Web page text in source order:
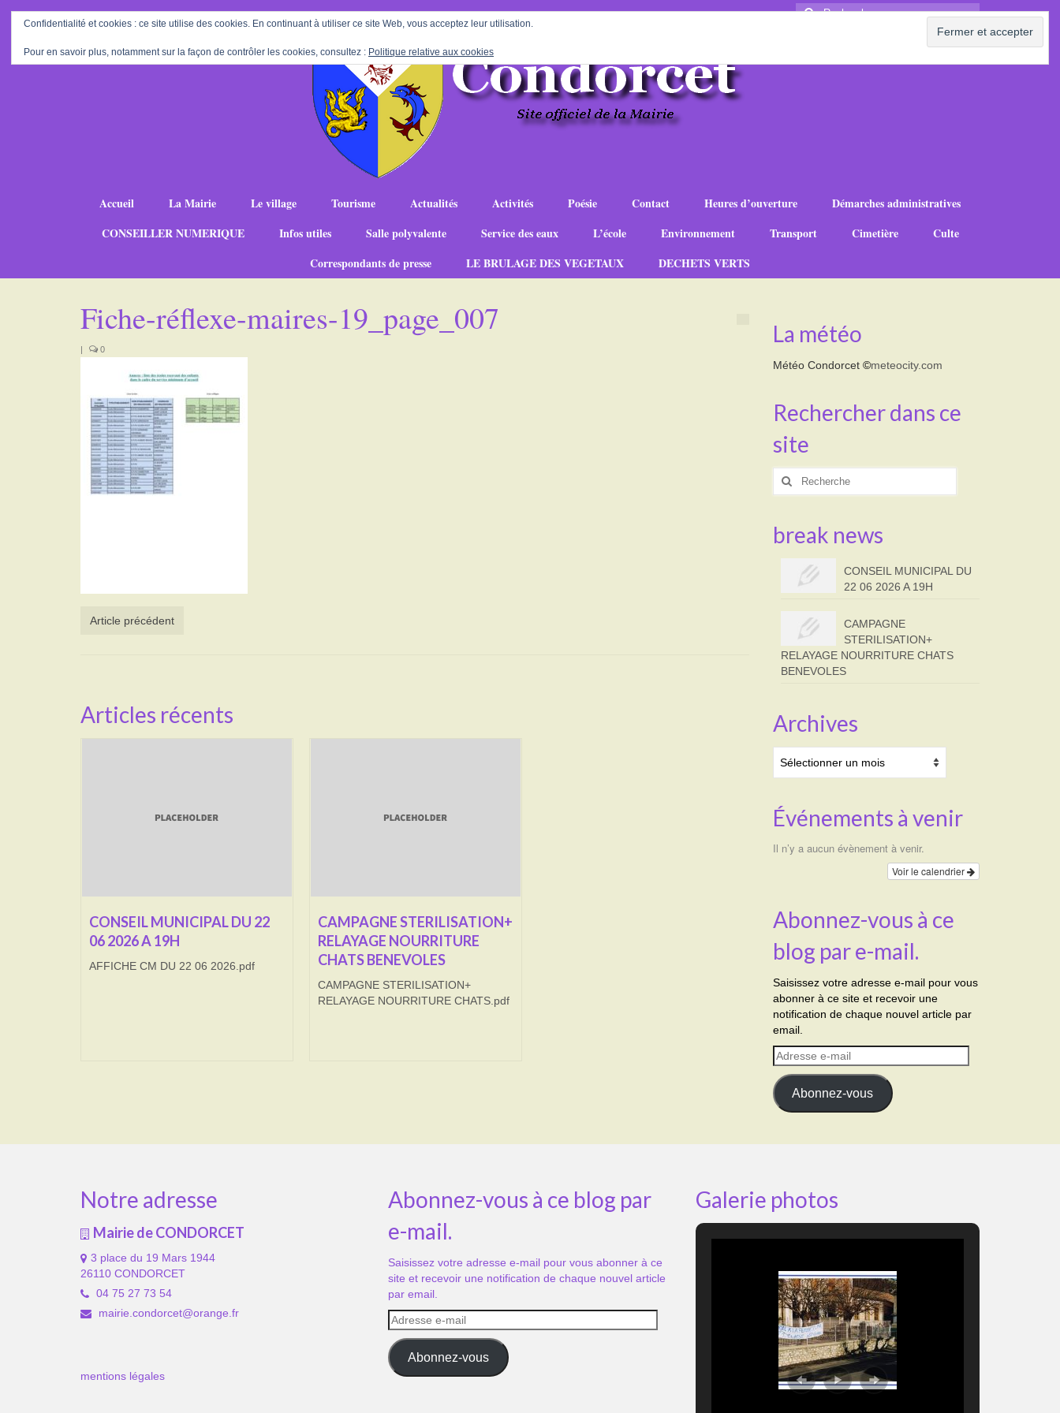
Rechercher
Accueil La Mairie Le village Tourisme Actualités Activités Poésie Contact Heures d’ouverture
Démarches administratives
CONSEILLER NUMERIQUE
Infos utiles Salle polyvalente Service des eaux L’école Environnement Transport Cimetière
Culte
Correspondants de presse
LE BRULAGE DES VEGETAUX DECHETS VERTS
Fiche-réflexe-maires-19_page_007
| 0
Article précédent
Articles récents
CONSEIL MUNICIPAL DU 22
06 2026 A 19H
AFFICHE CM DU 22 06 2026.pdf
CAMPAGNE STERILISATION+
RELAYAGE NOURRITURE
CHATS BENEVOLES
CAMPAGNE STERILISATION+
RELAYAGE NOURRITURE CHATS.pdf
La météo
Météo Condorcet©meteocity.com
Rechercher dans ce
site
Rechercher
break news
CONSEIL MUNICIPAL DU
22 06 2026 A 19H
CAMPAGNE
STERILISATION+
RELAYAGE NOURRITURE CHATS
BENEVOLES
Archives
Événements à venir
Il n’y a aucun évènement à venir.
Voir le calendrier
Abonnez-vous à ce
blog par e-mail.
Saisissez votre adresse e-mail pour vous
abonner à ce site et recevoir une
notification de chaque nouvel article par
email.
Adresse
e-
mail
Abonnez-vous
Notre adresse
Mairie de CONDORCET
3 place du 19 Mars 1944
26110 CONDORCET
04 75 27 73 54
mairie.condorcet@orange.fr
mentions légales
Abonnez-vous à ce blog par
e-mail.
Saisissez votre adresse e-mail pour vous abonner à ce
site et recevoir une notification de chaque nouvel article
par email.
Adresse
e-
mail
Abonnez-vous
Galerie photos
Confidentialité et cookies : ce site utilise des cookies. En continuant à utiliser ce site Web, vous acceptez leur utilisation.
Pour en savoir plus, notamment sur la façon de contrôler les cookies, consultez : Politique relative aux cookies